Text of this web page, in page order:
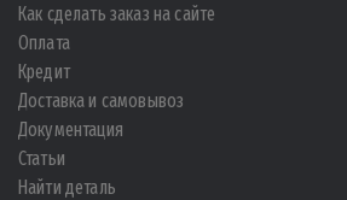
Как сделать заказ на сайте
Оплата
Кредит
Доставка и самовывоз
Документация
Статьи
Найти деталь